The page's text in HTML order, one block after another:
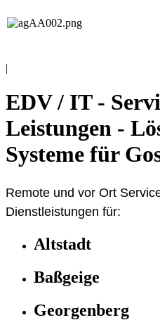
|
EDV / IT -
Leistungen -
Systeme für
Remote und vor Ort
Dienstleistungen für:
Altstadt
Baßgeige
Georgenberg